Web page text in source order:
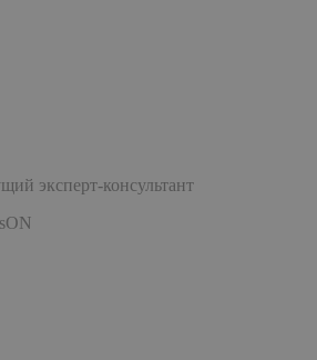
эксперт-консультант